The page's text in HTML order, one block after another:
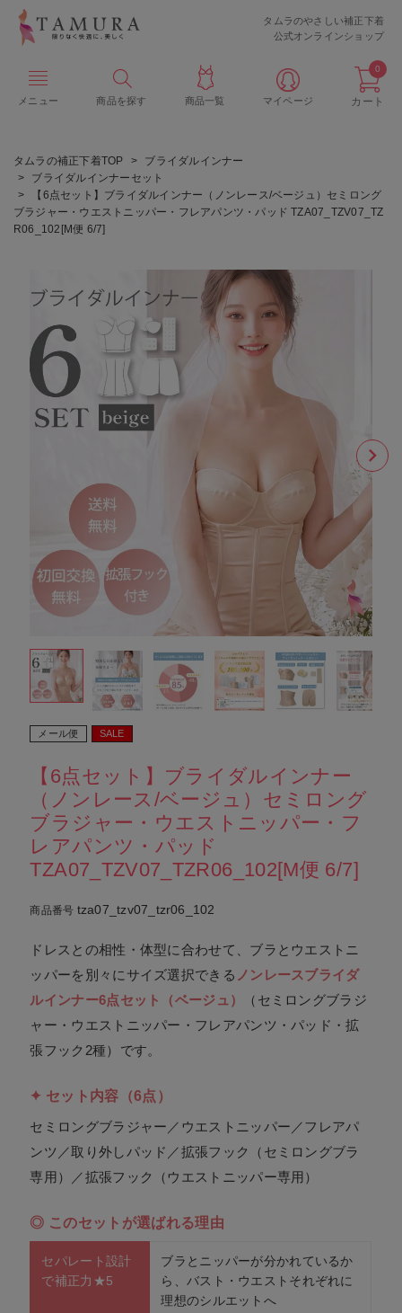
タムラのやさしい補正下着
公式オンラインショップ
メニュー 商品を探す 商品一覧 マイページ カート
0
タムラの補正下着TOP
ブライダルインナー
ブライダルインナーセット
【6点セット】ブライダルインナー（ノンレース/ベージュ）セミロング
ブラジャー・ウエストニッパー・フレアパンツ・パッド TZA07_TZV07_TZ
R06_102[M便 6/7]
メール便 SALE
【6点セット】ブライダルインナー
（ノンレース/ベージュ）セミロング
ブラジャー・ウエストニッパー・フ
レアパンツ・パッド
TZA07_TZV07_TZR06_102[M便 6/7]
商品番号 tza07_tzv07_tzr06_102
ドレスとの相性・体型に合わせて、ブラとウエストニ
ッパーを別々にサイズ選択できる ノンレースブライダ
ルインナー6点セット（ベージュ）
（セミロングブラジ
ャー・ウエストニッパー・フレアパンツ・パッド・拡
張フック2種）です。
✦ セット内容（6点）
セミロングブラジャー／ウエストニッパー／フレアパ
ンツ／取り外しパッド／拡張フック（セミロングブラ
専用）／拡張フック（ウエストニッパー専用）
◎ このセットが選ばれる理由
セパレート設計
で補正力★5
ブラとニッパーが分かれているか
ら、バスト・ウエストそれぞれに
理想のシルエットへ